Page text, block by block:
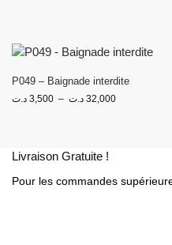
P049 – Baignade interdite
3,500 د.ت – 32,000 د.ت
Livraison Gratuite !
Pour les commandes